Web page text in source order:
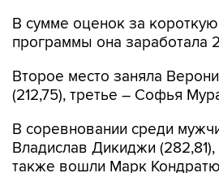
В сумме оценок за
программы она заработала
Второе место заняла
(212,75), третье – Софья
В соревновании среди
Владислав Дикиджи
также вошли Марк